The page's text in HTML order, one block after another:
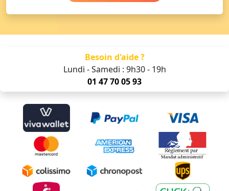
Besoin d'aide ?
Lundi - Samedi : 9h30 - 19h
01 47 70 05 93